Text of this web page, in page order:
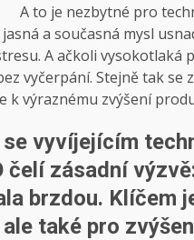
A to je nezbytné pro
a současná mysl
A ačkoli
vyčerpání. Stejně tak
k výraznému zvýšení
vyvíjejícím
čelí zásadní
brzdou. Klíčem
také pro